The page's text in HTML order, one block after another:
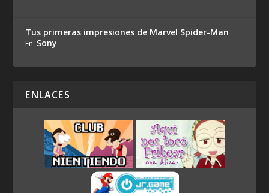
Tus primeras impresiones de Marvel Spider-Man
En: Sony
ENLACES